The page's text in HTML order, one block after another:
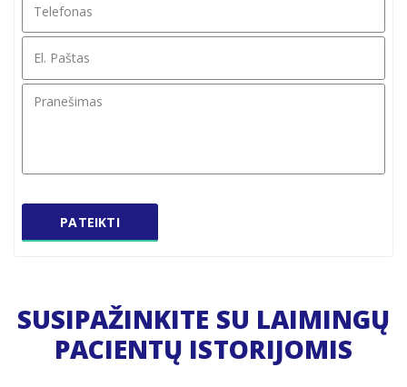
Telefonas *
Pranešimas *
PATEIKTI
SUSIPAŽINKITE SU LAIMINGŲ
PACIENTŲ ISTORIJOMIS